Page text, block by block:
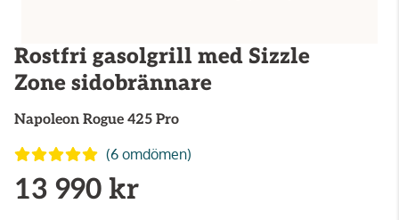
Rostfri gasolgrill med Sizzle
Zone sidobrännare
Napoleon Rogue 425 Pro
(6 omdömen)
13 990 kr